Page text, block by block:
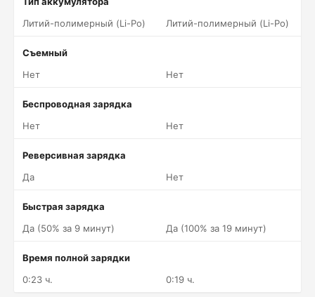
Литий-полимерный (Li-Po)
Литий-полимерный (Li-Po)
Съемный
Нет
Нет
Беспроводная зарядка
Нет
Нет
Реверсивная зарядка
Да
Нет
Быстрая зарядка
Да (50% за 9 минут)
Да (100% за 19 минут)
Время полной зарядки
0:23 ч.
0:19 ч.